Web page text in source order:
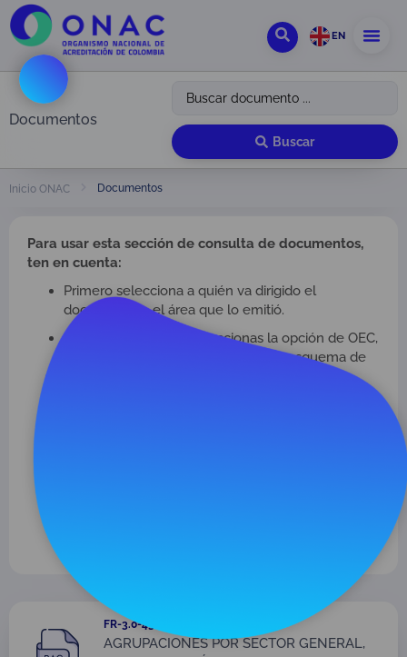
EN
Documentos
Buscar
Inicio ONAC Documentos
Para usar esta sección de consulta de documentos,
ten en cuenta:
Primero selecciona a quién va dirigido el
documento o el área que lo emitió.
Si en el primer filtro seleccionas la opción de OEC,
debes elegir en el segundo filtro el esquema de
FR-3.0-43 V1
AGRUPACIONES POR SECTOR GENERAL,